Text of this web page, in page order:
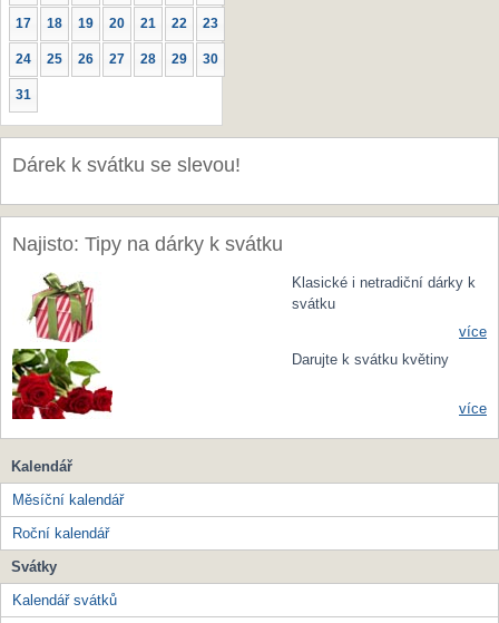
17 18 19 20 21 22 23
24 25 26 27 28 29 30
31
Dárek k svátku se slevou!
Najisto: Tipy na dárky k svátku
Klasické i netradiční dárky k
svátku
více
Darujte k svátku květiny
více
Kalendář
Měsíční kalendář
Roční kalendář
Svátky
Kalendář svátků